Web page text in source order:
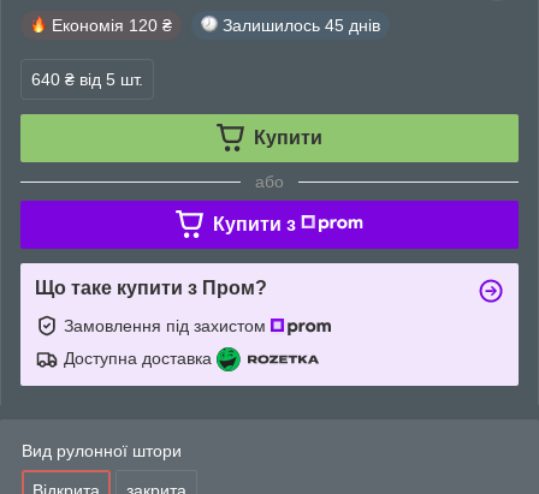
Економія 120 ₴ Залишилось 45 днів
640 ₴ від 5 шт.
Купити
або
Купити з
Що таке купити з Пром?
Замовлення під захистом
Доступна доставка
Вид рулонної штори
Відкрита закрита